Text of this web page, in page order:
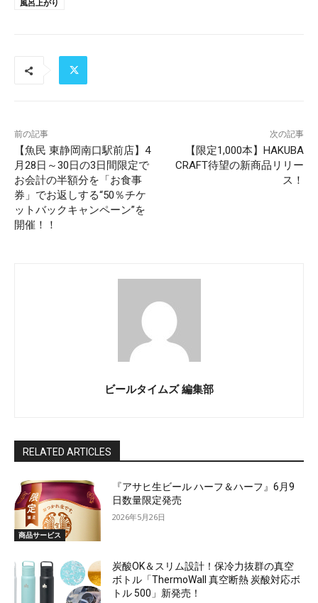
風呂上がり
前の記事
【魚民 東静岡南口駅前店】4
月28日～30日の3日間限定で
お会計の半額分を「お食事
券」でお返しする“50％チケ
ットバックキャンペーン”を
開催！！
次の記事
【限定1,000本】HAKUBA
CRAFT待望の新商品リリー
ス！
ビールタイムズ 編集部
RELATED ARTICLES
商品サービス
『アサヒ生ビール ハーフ＆ハーフ』6月9
日数量限定発売
2026年5月26日
炭酸OK＆スリム設計！保冷力抜群の真空
ボトル「ThermoWall 真空断熱 炭酸対応ボ
トル 500」新発売！